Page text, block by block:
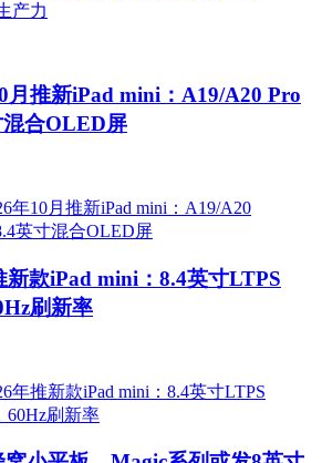
月推新iPad mini：A19/A20 Pro
合OLED屏
新款iPad mini：8.4英寸LTPS
刷新率